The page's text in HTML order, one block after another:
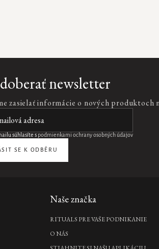
newsletter
zasielať informácie o nových produktoch
súhlasíte s podmienkami ochrany osobných údajov
SE K ODBĚRU
Naše značka
RITUALS PRE VAŠE PODNIKANIE
O NÁS